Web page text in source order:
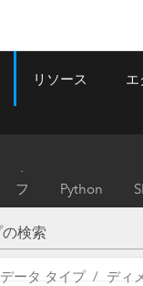
リソース エ
フ
ァ
レ
ン
Python
データ タイプ ディ